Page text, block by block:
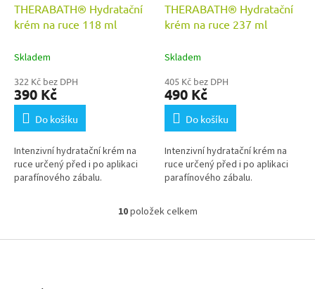
THERABATH® Hydratační
krém na ruce 118 ml
Skladem
322 Kč bez DPH
390 Kč
Do košíku
Intenzivní hydratační krém na
ruce určený před i po aplikaci
parafínového zábalu.
THERABATH® Hydratační
krém na ruce 237 ml
Skladem
405 Kč bez DPH
490 Kč
Do košíku
Intenzivní hydratační krém na
ruce určený před i po aplikaci
parafínového zábalu.
O
l
10položek celkem
Z